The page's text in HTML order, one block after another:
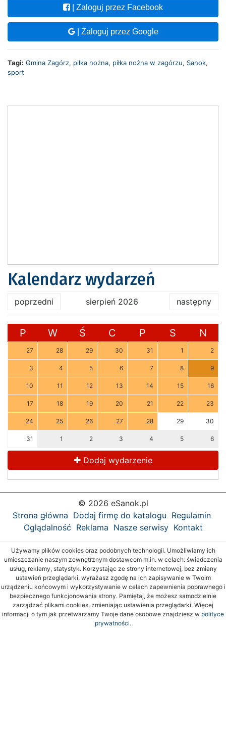
| Zaloguj przez Facebook
| Zaloguj przez Google
Tagi: Gmina Zagórz, piłka nożna, piłka nożna w zagórzu, Sanok,
sport
Kalendarz wydarzeń
poprzedni sierpień 2026 następny
P W Ś C P S N
27 28 29 30 31 1 2
3 4 5 6 7 8 9
10 11 12 13 14 15 16
17 18 19 20 21 22 23
24 25 26 27 28 29 30
31 1 2 3 4 5 6
Dodaj wydarzenie
© 2026 eSanok.pl
Strona główna Dodaj firmę do katalogu Regulamin
Oglądalność Reklama Nasze serwisy Kontakt
Używamy plików cookies oraz podobnych technologii. Umożliwiamy ich
umieszczanie naszym zewnętrznym dostawcom m.in. w celach: świadczenia
usług, reklamy, statystyk. Korzystając ze strony internetowej, bez zmiany
ustawień przeglądarki, wyrażasz zgodę na ich zapisywanie w Twoim
urządzeniu końcowym i wykorzystywanie w celach zapewnienia poprawnego i
bezpiecznego funkcjonowania strony. Pamiętaj, że możesz samodzielnie
zarządzać plikami cookies, zmieniając ustawienia przeglądarki. Więcej
informacji o tym jak przetwarzamy Twoje dane osobowe znajdziesz w polityce
prywatności.